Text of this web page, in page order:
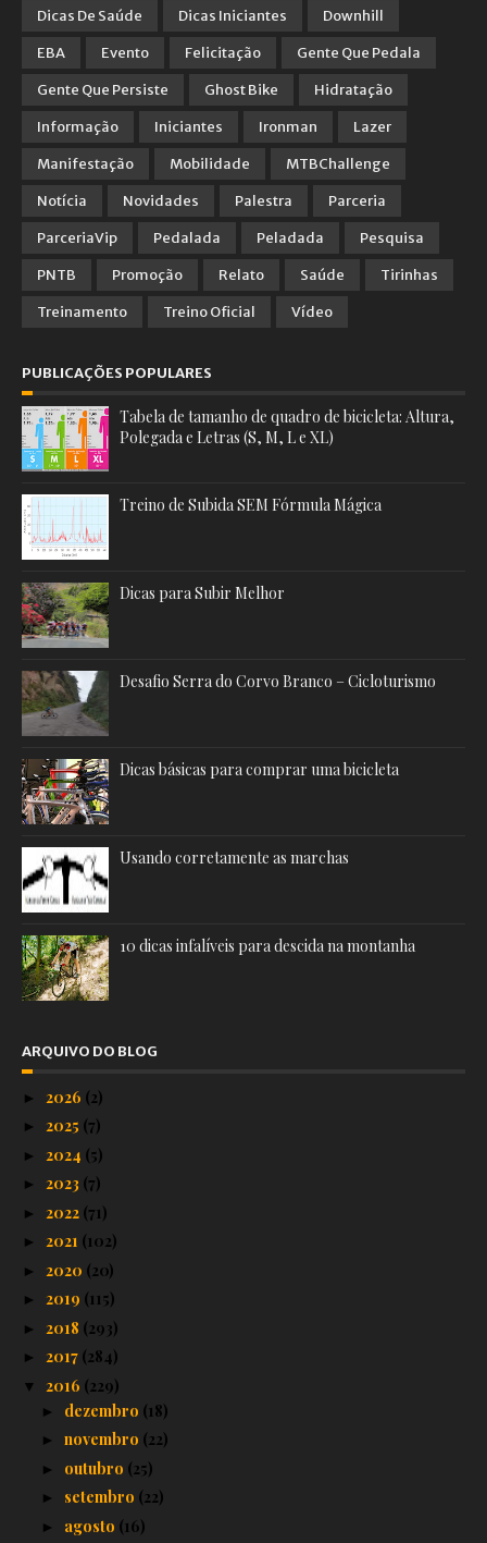
Dicas De Saúde
Dicas Iniciantes
Downhill
EBA
Evento Felicitação
Gente Que Pedala
Gente Que Persiste
Ghost Bike
Hidratação
Informação
Iniciantes Ironman
Lazer
Manifestação
Mobilidade
MTBChallenge
Notícia
Novidades Palestra
Parceria
ParceriaVip
Pedalada Peladada
Pesquisa
PNTB
Promoção Relato Saúde
Tirinhas
Treinamento
Treino Oficial Vídeo
PUBLICAÇÕES POPULARES
Tabela de tamanho de quadro de bicicleta: Altura,
Polegada e Letras (S, M, L e XL)
Treino de Subida SEM Fórmula Mágica
Dicas para Subir Melhor
Desafio Serra do Corvo Branco – Cicloturismo
Dicas básicas para comprar uma bicicleta
Usando corretamente as marchas
10 dicas infalíveis para descida na montanha
ARQUIVO DO BLOG
► 2026 (2)
► 2025 (7)
► 2024 (5)
► 2023 (7)
► 2022 (71)
► 2021 (102)
► 2020 (20)
► 2019 (115)
► 2018 (293)
► 2017 (284)
▼ 2016 (229)
► dezembro (18)
► novembro (22)
► outubro (25)
► setembro (22)
► agosto (16)